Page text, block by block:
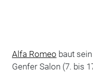
Alfa Romeo baut
Genfer Salon (7. bis